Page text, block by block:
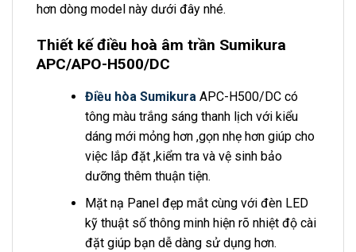
hơn dòng model này dưới đây nhé.
Thiết kế điều hoà âm trần Sumikura
APC/APO-H500/DC
Điều hòa Sumikura APC-H500/DC có
tông màu trắng sáng thanh lịch với kiểu
dáng mới mỏng hơn ,gọn nhẹ hơn giúp cho
việc lắp đặt ,kiểm tra và vệ sinh bảo
dưỡng thêm thuận tiện.
Mặt nạ Panel đẹp mắt cùng với đèn LED
kỹ thuật số thông minh hiện rõ nhiệt độ cài
đặt giúp bạn dễ dàng sử dụng hơn.